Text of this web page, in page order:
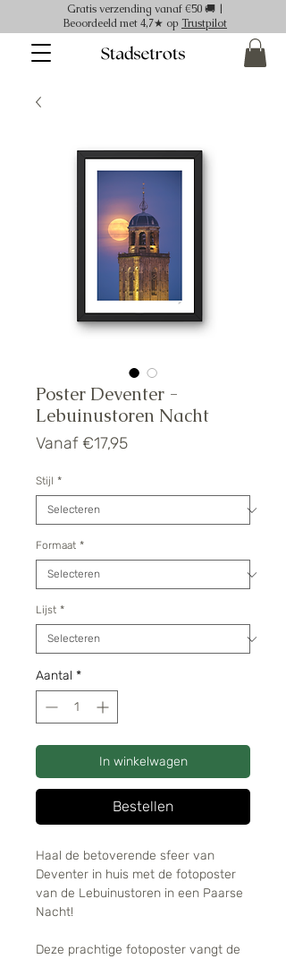
Gratis verzending vanaf €50 🚚 |
Beoordeeld met 4,7★ op Trustpilot
Poster Deventer -
Lebuinustoren Nacht
Vanaf €17,95Verkoopprijs
Stijl *
Formaat *
Lijst *
Aantal *
In winkelwagen
Bestellen
Haal de betoverende sfeer van
Deventer in huis met de fotoposter
van de Lebuinustoren in een Paarse
Nacht!
Deze prachtige fotoposter vangt de